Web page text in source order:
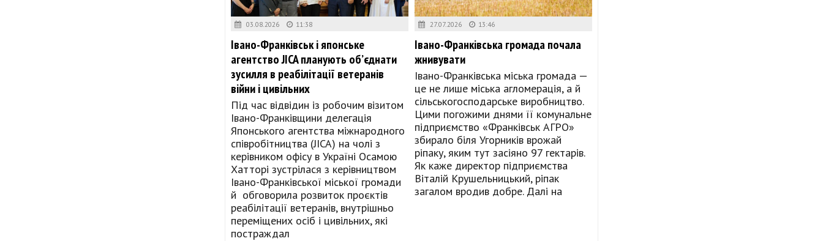
03.08.2026 11:38
Івано-Франківськ і японське
агентство JICA планують об’єднати
зусилля в реабілітації ветеранів
війни і цивільних
Під час відвідин із робочим візитом
Івано-Франківщини делегація
Японського агентства міжнародного
співробітництва (JICA) на чолі з
керівником офісу в Україні Осамою
Хатторі зустрілася з керівництвом
Івано-Франківської міської громади
й обговорила розвиток проєктів
реабілітації ветеранів, внутрішньо
переміщених осіб і цивільних, які
постраждал
27.07.2026 13:46
Івано-Франківська громада почала
жнивувати
Івано-Франківська міська громада —
це не лише міська агломерація, а й
сільськогосподарське виробництво.
Цими погожими днями її комунальне
підприємство «Франківськ АГРО»
збирало біля Угорників врожай
ріпаку, яким тут засіяно 97 гектарів.
Як каже директор підприємства
Віталій Крушельницький, ріпак
загалом вродив добре. Далі на